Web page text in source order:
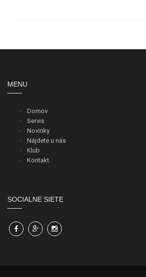
MENU
Domov
Servis
Novinky
Nájdete u nás
Klub
Kontakt
SOCIALNE SIETE